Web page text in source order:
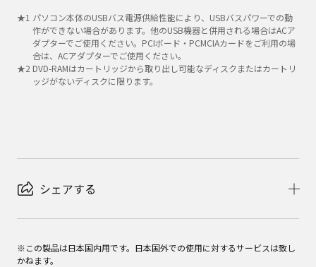
★1 パソコン本体のUSBバス電源供給性能により、USBバスパワーでの動
作ができない場合があります。他のUSB機器と併用される場合はACア
ダプターでご使用ください。PCIボード・PCMCIAカードをご利用の場
合は、ACアダプターでご使用ください。
★2 DVD-RAMはカートリッジから取り出し可能なディスクまたはカートリ
ッジがないディスクに限ります。
シェアする
※この製品は日本国内用です。日本国外での使用に対するサービスは致し
かねます。